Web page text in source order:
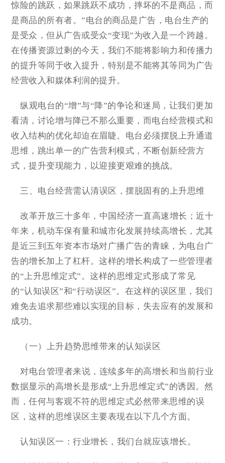
惊险的跳跃，如果跳跃不成功，摔坏的不是商品，而
是商品的所有者。”电台的商品是广告，电台生产的
是受众，但从广告或受众“变现”为收入是一个跨越。
在传播资源过剩的今天，我们不能将影响力和传播力
的提升等同于收入提升，特别是不能将其等同为广告
经营收入和媒体利润的提升。
纵观电台的“增”与“降”的争论和迷局，让我们更加
看清，讨论增与降已不那么重要，而电台经营模式和
收入结构的优化却迫在眉睫。电台必须摆脱上升通道
思维，跳出单一的广告营利模式，不断创新经营方
式，提升变现能力，以迎接更艰难的挑战。
三、电台经营需认清误区，摆脱固有的上升思维
改革开放三十多年，中国经济一直高速增长；近十
年来，机动车保有量和城市化发展持续高增长，尤其
是近三到五年资本市场对广播广告的青睐，为电台广
告的增长加上了杠杆。这样的增长构成了一些管理者
的“上升思维定式”。这样的思维定式形成了常见
的“认知误区”和“行动误区”。在这样的误区里，我们
难免去追求那些难以实现的目标，失去应有的发展和
成功。
（一）上升趋势思维带来的认知误区
对电台管理者来说，连续多年的高增长和当前行业
数据显示的高增长是形成“上升思维定式”的诱因。然
而，任何与客观不符的思维定式必然带来思维的误
区，这样的思维误区主要表现在以下几个方面。
认知误区一：行业增长，我们台就应该增长。